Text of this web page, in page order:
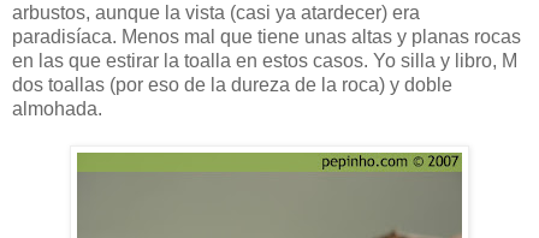
arbustos, aunque la vista (casi ya atardecer) era
paradisíaca. Menos mal que tiene unas altas y planas rocas
en las que estirar la toalla en estos casos. Yo silla y libro, M
dos toallas (por eso de la dureza de la roca) y doble
almohada.